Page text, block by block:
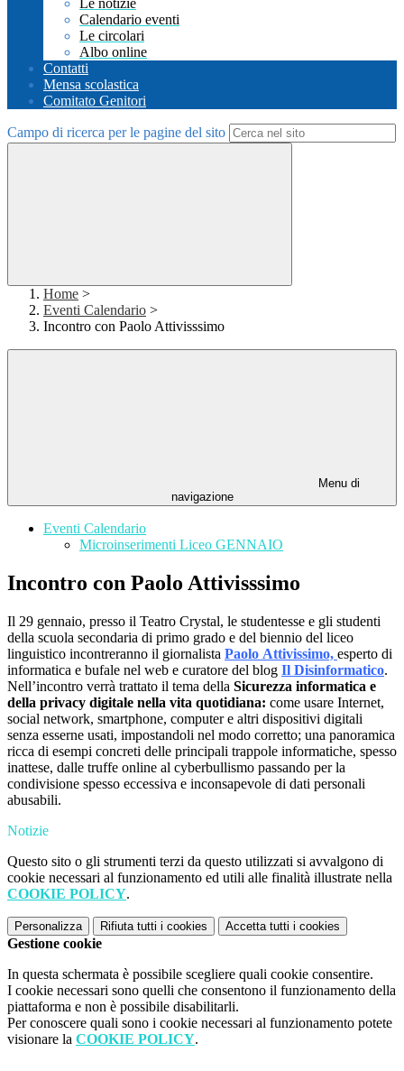
Le notizie
Calendario eventi
Le circolari
Albo online
Contatti
Mensa scolastica
Comitato Genitori
Campo di ricerca per le pagine del sito
Home >
Eventi Calendario >
Incontro con Paolo Attivisssimo
Menu di
navigazione
Eventi Calendario
Microinserimenti Liceo GENNAIO
Incontro con Paolo Attivisssimo
Il 29 gennaio, presso il Teatro Crystal, le studentesse e gli studenti
della scuola secondaria di primo grado e del biennio del liceo
linguistico incontreranno il giornalista Paolo Attivissimo, esperto di
informatica e bufale nel web e curatore del blog Il Disinformatico.
Nell’incontro verrà trattato il tema della Sicurezza informatica e
della privacy digitale nella vita quotidiana: come usare Internet,
social network, smartphone, computer e altri dispositivi digitali
senza esserne usati, impostandoli nel modo corretto; una panoramica
ricca di esempi concreti delle principali trappole informatiche, spesso
inattese, dalle truffe online al cyberbullismo passando per la
condivisione spesso eccessiva e inconsapevole di dati personali
abusabili.
Notizie
Questo sito o gli strumenti terzi da questo utilizzati si avvalgono di
cookie necessari al funzionamento ed utili alle finalità illustrate nella
COOKIE POLICY.
Personalizza Rifiuta tutti i cookies Accetta tutti i cookies
Gestione cookie
In questa schermata è possibile scegliere quali cookie consentire.
I cookie necessari sono quelli che consentono il funzionamento della
piattaforma e non è possibile disabilitarli.
Per conoscere quali sono i cookie necessari al funzionamento potete
visionare la COOKIE POLICY.